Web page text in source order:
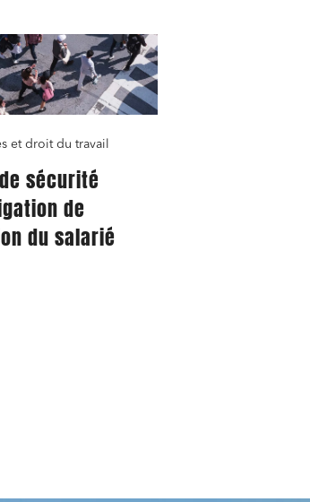
et droit du travail
sécurité
de
du salarié